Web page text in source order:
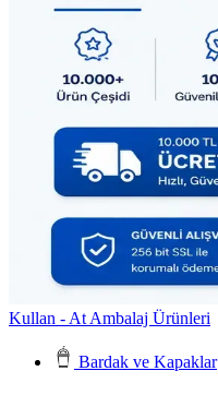
Kullan - At Ambalaj Ürünleri
Bardak ve Kapaklar